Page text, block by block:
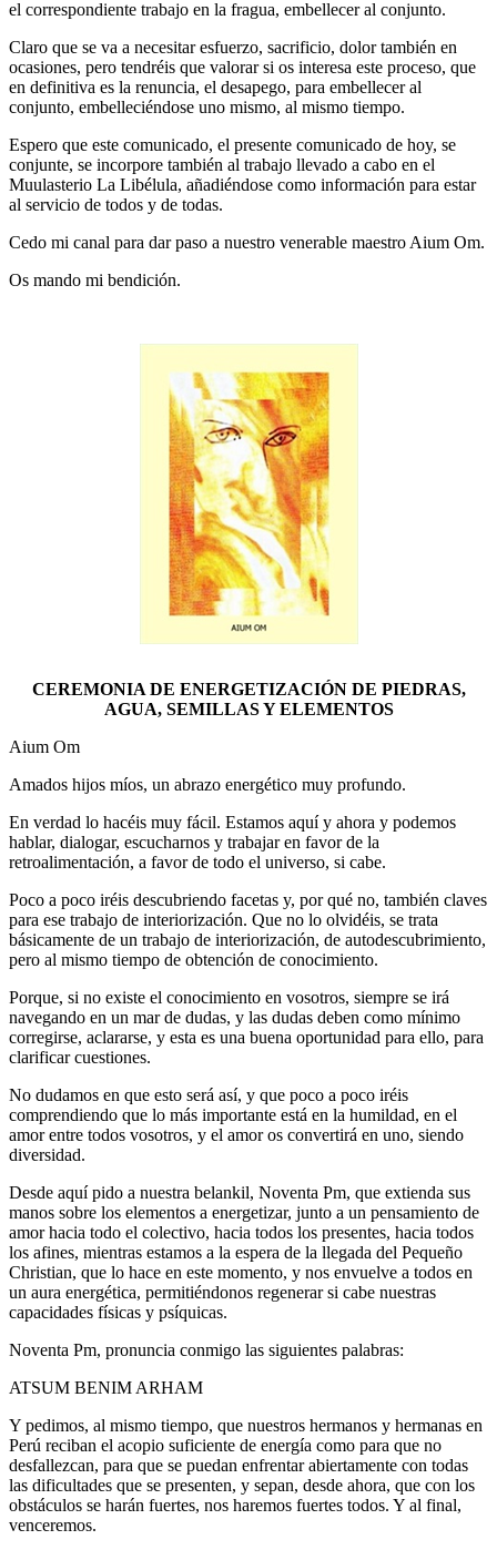
el correspondiente trabajo en la fragua, embellecer al conjunto.
Claro que se va a necesitar esfuerzo, sacrificio, dolor también en
ocasiones, pero tendréis que valorar si os interesa este proceso, que
en definitiva es la renuncia, el desapego, para embellecer al
conjunto, embelleciéndose uno mismo, al mismo tiempo.
Espero que este comunicado, el presente comunicado de hoy, se
conjunte, se incorpore también al trabajo llevado a cabo en el
Muulasterio La Libélula, añadiéndose como información para estar
al servicio de todos y de todas.
Cedo mi canal para dar paso a nuestro venerable maestro Aium Om.
Os mando mi bendición.
CEREMONIA DE ENERGETIZACIÓN DE PIEDRAS,
AGUA, SEMILLAS Y ELEMENTOS
Aium Om
Amados hijos míos, un abrazo energético muy profundo.
En verdad lo hacéis muy fácil. Estamos aquí y ahora y podemos
hablar, dialogar, escucharnos y trabajar en favor de la
retroalimentación, a favor de todo el universo, si cabe.
Poco a poco iréis descubriendo facetas y, por qué no, también claves
para ese trabajo de interiorización. Que no lo olvidéis, se trata
básicamente de un trabajo de interiorización, de autodescubrimiento,
pero al mismo tiempo de obtención de conocimiento.
Porque, si no existe el conocimiento en vosotros, siempre se irá
navegando en un mar de dudas, y las dudas deben como mínimo
corregirse, aclararse, y esta es una buena oportunidad para ello, para
clarificar cuestiones.
No dudamos en que esto será así, y que poco a poco iréis
comprendiendo que lo más importante está en la humildad, en el
amor entre todos vosotros, y el amor os convertirá en uno, siendo
diversidad.
Desde aquí pido a nuestra belankil, Noventa Pm, que extienda sus
manos sobre los elementos a energetizar, junto a un pensamiento de
amor hacia todo el colectivo, hacia todos los presentes, hacia todos
los afines, mientras estamos a la espera de la llegada del Pequeño
Christian, que lo hace en este momento, y nos envuelve a todos en
un aura energética, permitiéndonos regenerar si cabe nuestras
capacidades físicas y psíquicas.
Noventa Pm, pronuncia conmigo las siguientes palabras:
ATSUM BENIM ARHAM
Y pedimos, al mismo tiempo, que nuestros hermanos y hermanas en
Perú reciban el acopio suficiente de energía como para que no
desfallezcan, para que se puedan enfrentar abiertamente con todas
las dificultades que se presenten, y sepan, desde ahora, que con los
obstáculos se harán fuertes, nos haremos fuertes todos. Y al final,
venceremos.